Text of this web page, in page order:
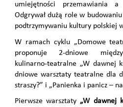
umiejętności przemawiania
Odgrywał dużą role w
podtrzymywaniu kultury polskiej
W ramach cyklu „Domowe
proponuje 2-dniowe
kulinarno-teatralne „W dawnej
dniowe warsztaty teatralne dla
straszy?” i „Panienka i panicz –
Pierwsze warsztaty„W dawnej